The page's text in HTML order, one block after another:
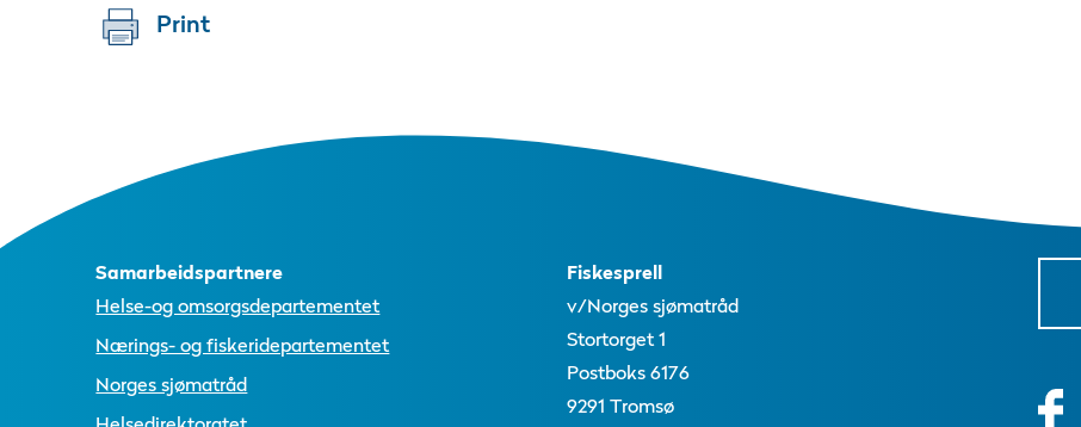
Print
Samarbeidspartnere
Helse-og omsorgsdepartementet
Nærings- og fiskeridepartementet
Norges sjømatråd
Fiskesprell
v/Norges sjømatråd
Stortorget 1
Postboks 6176
9291 Tromsø